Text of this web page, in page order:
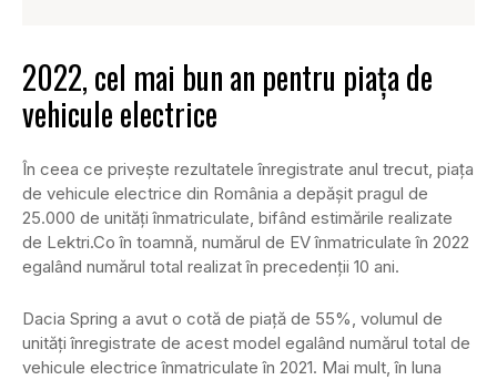
2022, cel mai bun an pentru piața de
vehicule electrice
În ceea ce privește rezultatele înregistrate anul trecut, piața
de vehicule electrice din România a depășit pragul de
25.000 de unități înmatriculate, bifând estimările realizate
de Lektri.Co în toamnă, numărul de EV înmatriculate în 2022
egalând numărul total realizat în precedenții 10 ani.
Dacia Spring a avut o cotă de piață de 55%, volumul de
unități înregistrate de acest model egalând numărul total de
vehicule electrice înmatriculate în 2021. Mai mult, în luna